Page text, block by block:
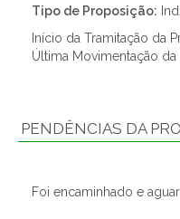
Tipo de Proposição:
Início da Tramitação da
Última Movimentação
PENDÊNCIAS DA
Foi encaminhado e